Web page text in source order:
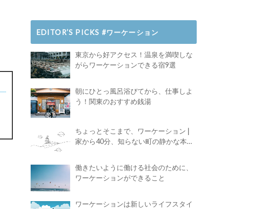
EDITOR’S PICKS #ワーケーション
東京から好アクセス！温泉を満喫しな
がらワーケーションできる宿9選
朝にひとっ風呂浴びてから、仕事しよ
う！関東のおすすめ銭湯
ちょっとそこまで、ワーケーション |
家から40分、知らない町の静かな本屋
働きたいように働ける社会のために、
ワーケーションができること
ワーケーションは新しいライフスタイ